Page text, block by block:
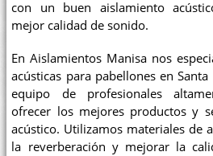
con un buen aislamiento
mejor calidad de sonido.
En Aislamientos Manisa nos
acústicas para pabellones en
equipo de profesionales
ofrecer los mejores productos y
acústico. Utilizamos materiales de
la reverberación y mejorar la